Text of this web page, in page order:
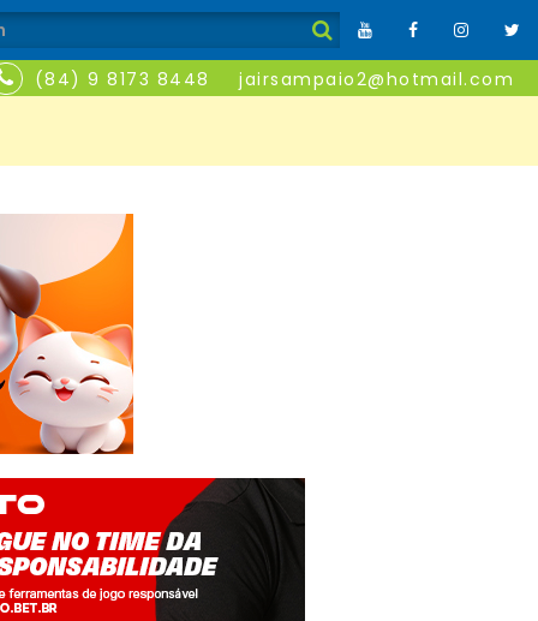
(84) 9 8173 8448 jairsampaio2@hotmail.com